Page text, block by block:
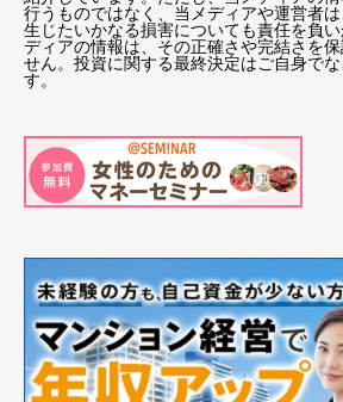
行うものではなく、当メディアや運営者
生じたいかなる損害についても責任を負
ディアの情報は、その正確さや完結さを
せん。投資に関する最終決定はご自身で
す。